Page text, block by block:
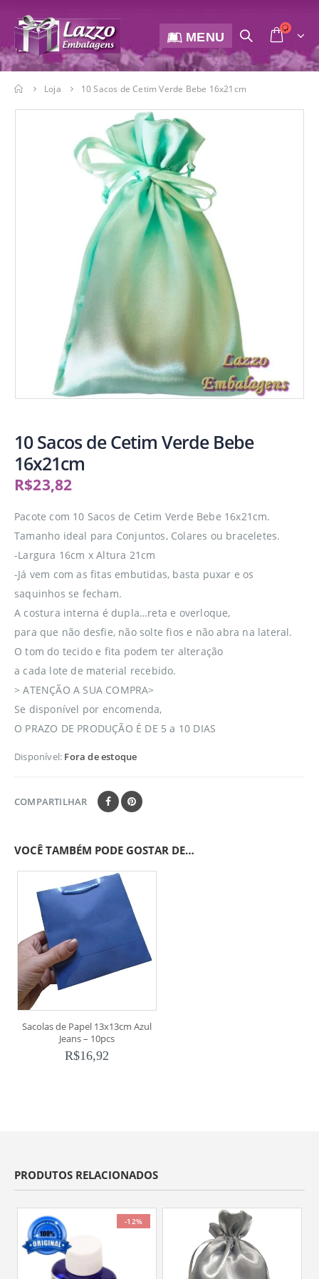
MENU
Loja 10 Sacos de Cetim Verde Bebe 16x21cm
10 Sacos de Cetim Verde Bebe
16x21cm
R$23,82
Pacote com 10 Sacos de Cetim Verde Bebe 16x21cm.
Tamanho ideal para Conjuntos, Colares ou braceletes.
-Largura 16cm x Altura 21cm
-Já vem com as fitas embutidas, basta puxar e os
saquinhos se fecham.
A costura interna é dupla…reta e overloque,
para que não desfie, não solte fios e não abra na lateral.
O tom do tecido e fita podem ter alteração
a cada lote de material recebido.
> ATENÇÃO A SUA COMPRA>
Se disponível por encomenda,
O PRAZO DE PRODUÇÃO É DE 5 a 10 DIAS
Disponível: Fora de estoque
COMPARTILHAR
VOCÊ TAMBÉM PODE GOSTAR DE…
Sacolas de Papel 13x13cm Azul
Jeans – 10pcs
R$16,92
PRODUTOS RELACIONADOS
-12%